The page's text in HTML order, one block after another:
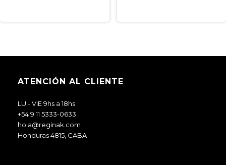
ATENCIÓN AL CLIENTE
LU - VIE 9hs a 18hs
+54 9 11 5333-0633
hola@reginak.com
Honduras 4815, CABA